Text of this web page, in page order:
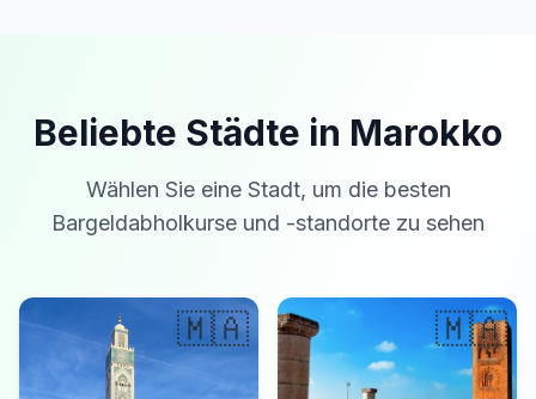
Beliebte Städte in Marokko
Wählen Sie eine Stadt, um die besten
Bargeldabholkurse und -standorte zu sehen
🇲🇦 🇲🇦